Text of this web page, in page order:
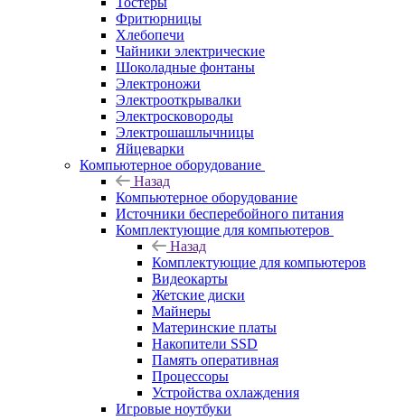
Фритюрницы
Хлебопечи
Чайники электрические
Шоколадные фонтаны
Электроножи
Электрооткрывалки
Электросковороды
Электрошашлычницы
Яйцеварки
Компьютерное оборудование
Назад
Компьютерное оборудование
Источники бесперебойного питания
Комплектующие для компьютеров
Назад
Комплектующие для компьютеров
Видеокарты
Жетские диски
Майнеры
Материнские платы
Накопители SSD
Память оперативная
Процессоры
Устройства охлаждения
Игровые ноутбуки